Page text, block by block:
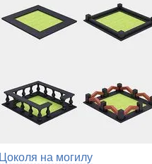
Цоколя на могилу